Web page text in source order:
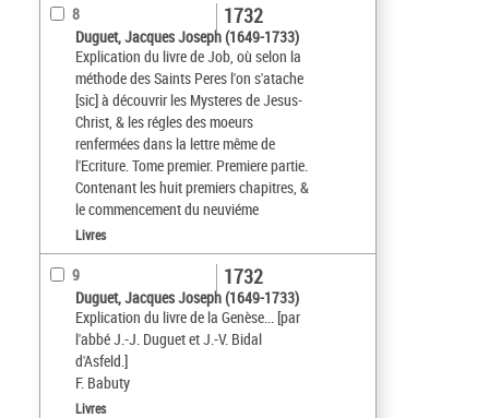
8
Duguet, Jacques Joseph (1649-1733)
Explication du livre de Job, où selon la
méthode des Saints Peres l'on s'atache
[sic] à découvrir les Mysteres de Jesus-
Christ, & les régles des moeurs
renfermées dans la lettre même de
l'Ecriture. Tome premier. Premiere partie.
Contenant les huit premiers chapitres, &
le commencement du neuviéme
1732
Livres
9
Duguet, Jacques Joseph (1649-1733)
Explication du livre de la Genèse... [par
l'abbé J.-J. Duguet et J.-V. Bidal
d'Asfeld.]
F. Babuty
1732
Livres